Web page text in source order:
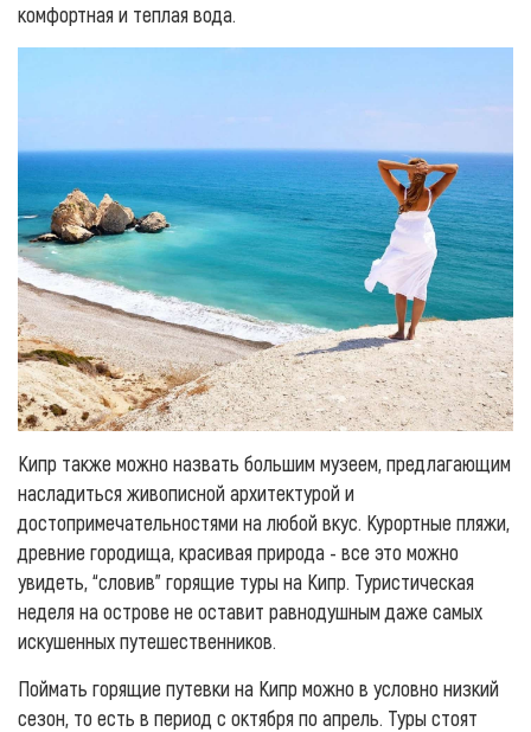
комфортная и теплая вода.
Кипр также можно назвать большим музеем, предлагающим
насладиться живописной архитектурой и
достопримечательностями на любой вкус. Курортные пляжи,
древние городища, красивая природа - все это можно
увидеть, “словив” горящие туры на Кипр. Туристическая
неделя на острове не оставит равнодушным даже самых
искушенных путешественников.
Поймать горящие путевки на Кипр можно в условно низкий
сезон, то есть в период с октября по апрель. Туры стоят